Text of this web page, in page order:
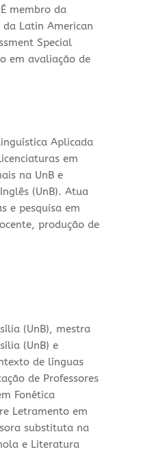
membro da
Latin American
Special
em avaliação de
Aplicada
em
na UnB e
(UnB). Atua
e pesquisa em
produção de
(UnB), mestra
(UnB) e
de línguas
de Professores
Fonética
Letramento em
substituta na
e Literatura